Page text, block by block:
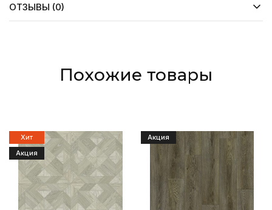
ОТЗЫВЫ (0)
Похожие товары
Хит
Акция
Акция